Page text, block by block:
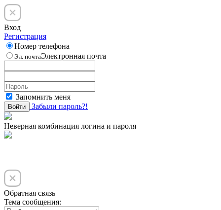
Вход
Регистрация
Номер телефона
Эл. почтаЭлектронная почта
Запомнить меня
Войти Забыли пароль?!
Неверная комбинация логина и пароля
Обратная связь
Тема сообщения: